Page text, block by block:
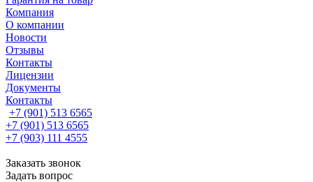
Компания
О компании
Новости
Отзывы
Контакты
Лицензии
Документы
Контакты
+7 (901) 513 6565
+7 (901) 513 6565
+7 (903) 111 4555
Заказать звонок
Задать вопрос